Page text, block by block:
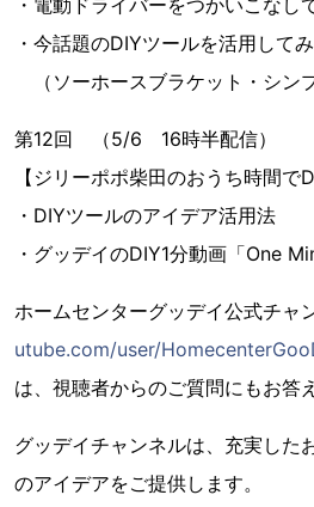
・今話題のDIYツールを活用して
（ソーホースブラケット・シンプ
第12回 （5/6 16時半配信）
【ジリーポポ柴田のおうち時間で
・DIYツールのアイデア活用法
・グッデイのDIY1分動画「One
ホームセンターグッデイ公式チャ
utube.com/user/
は、視聴者からのご質問にもお答
グッデイチャンネルは、充実した
のアイデアをご提供します。